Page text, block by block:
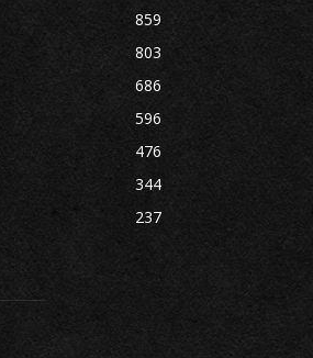
859
803
686
596
476
344
237